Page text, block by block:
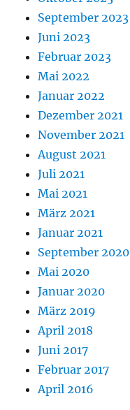
September 2023
Juni 2023
Februar 2023
Mai 2022
Januar 2022
Dezember 2021
November 2021
August 2021
Juli 2021
Mai 2021
März 2021
Januar 2021
September 2020
Mai 2020
Januar 2020
März 2019
April 2018
Juni 2017
Februar 2017
April 2016